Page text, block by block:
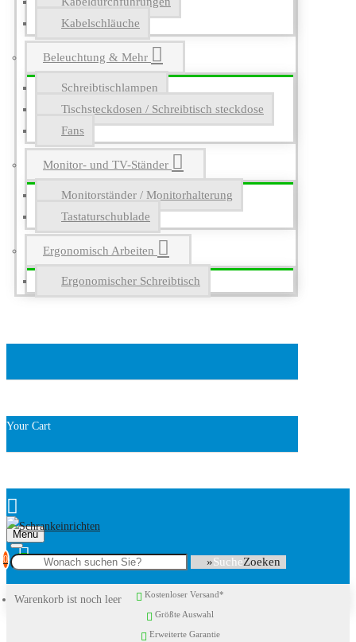
Kabelschläuche
Beleuchtung & Mehr
Schreibtischlampen
Tischsteckdosen / Schreibtisch steckdose
Fans
Monitor- und TV-Ständer
Monitorständer / Monitorhalterung
Tastaturschublade
Ergonomisch Arbeiten
Ergonomischer Schreibtisch
Your Cart
Menu
0
Warenkorb ist noch leer
Suche
Kostenloser Versand*
Größte Auswahl
Erweiterte Garantie